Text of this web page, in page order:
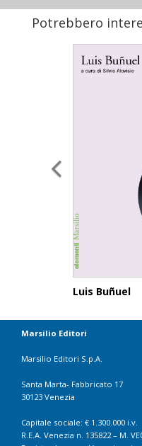
Potrebbero
Luis Buñuel
Marsilio Editori
Marsilio Editori S.p.A.
Santa Marta- Fabbricato 17
30123 Venezia
Capitale sociale: € 1.300.000 i.v.
R.E.A. Venezia n. 135822 – M.